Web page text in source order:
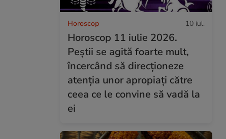
Horoscop 10 iul.
Horoscop 11 iulie 2026.
Peștii se agită foarte mult,
încercând să direcționeze
atenția unor apropiați către
ceea ce le convine să vadă la
ei